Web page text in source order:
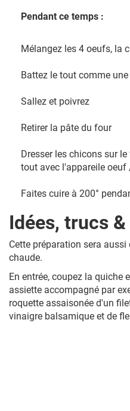
Pendant ce temps :
Mélangez les 4 oeufs, la
Battez le tout comme
Sallez et poivrez
Retirer la pâte du four
Dresser les chicons sur
tout avec l'appareile oeuf
Faites cuire à 200°
Idées, trucs
Cette préparation sera
chaude.
En entrée, coupez la quiche
assiette accompagné par
roquette assaisonée d'un
vinaigre balsamique et de